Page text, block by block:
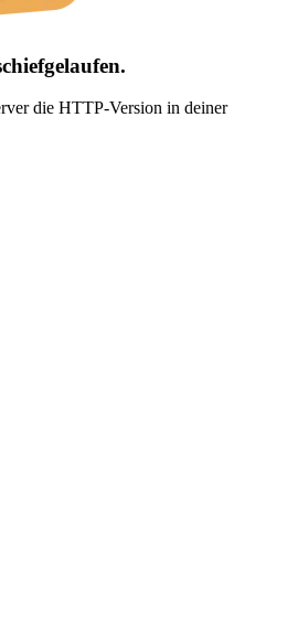
die HTTP-Version in deiner